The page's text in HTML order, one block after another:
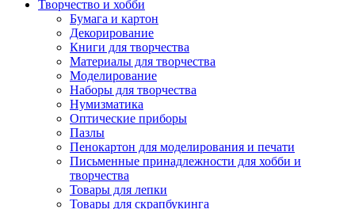
Творчество и хобби
Бумага и картон
Декорирование
Книги для творчества
Материалы для творчества
Моделирование
Наборы для творчества
Нумизматика
Оптические приборы
Пазлы
Пенокартон для моделирования и печати
Письменные принадлежности для хобби и
творчества
Товары для лепки
Товары для скрапбукинга